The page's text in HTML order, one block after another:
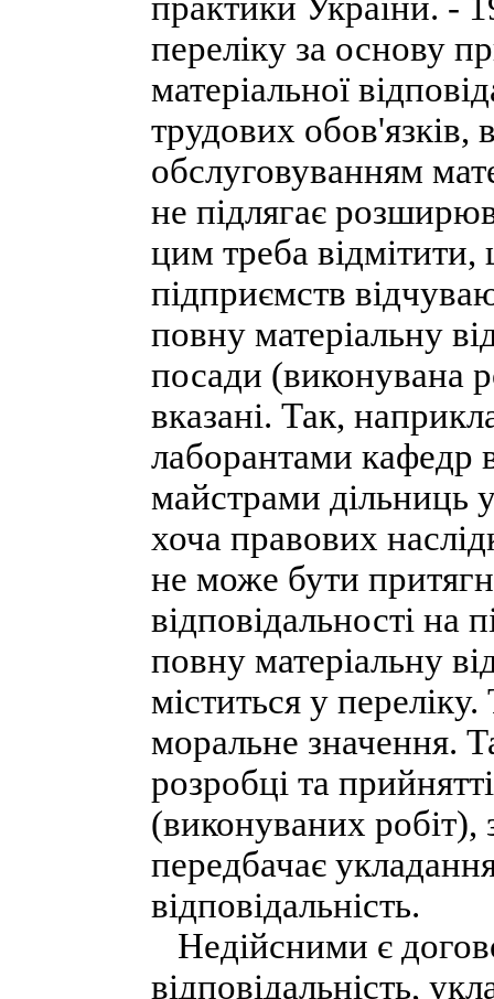
переліку за основу
матеріальної
трудових обов'язків,
обслуговуванням
не підлягає
цим треба
підприємств
повну матеріальну
посади (виконувана
вказані. Так,
лаборантами кафедр
майстрами дільниць
хоча правових
не може бути
відповідальності на
повну матеріальну
міститься у
моральне значення.
розробці та
(виконуваних робіт),
передбачає
відповідальність.
Недійсними є
відповідальність,